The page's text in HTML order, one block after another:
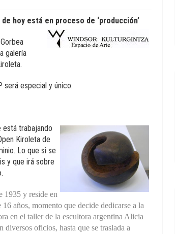
hoy está en proceso de ‘producción’
galería
será especial y único.
está trabajando
Kiroleta de
Lo que si se
y que irá sobre
1935 y reside en
años, momento que decide dedicarse a la
en el taller de la escultora argentina Alicia
diversos oficios, hasta que se traslada a